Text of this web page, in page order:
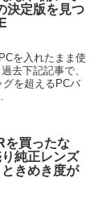
決定版を見つ
を入れたまま使
去下記記事で、
を超えるPCバ
を買ったな
純正レンズ
きめき度が